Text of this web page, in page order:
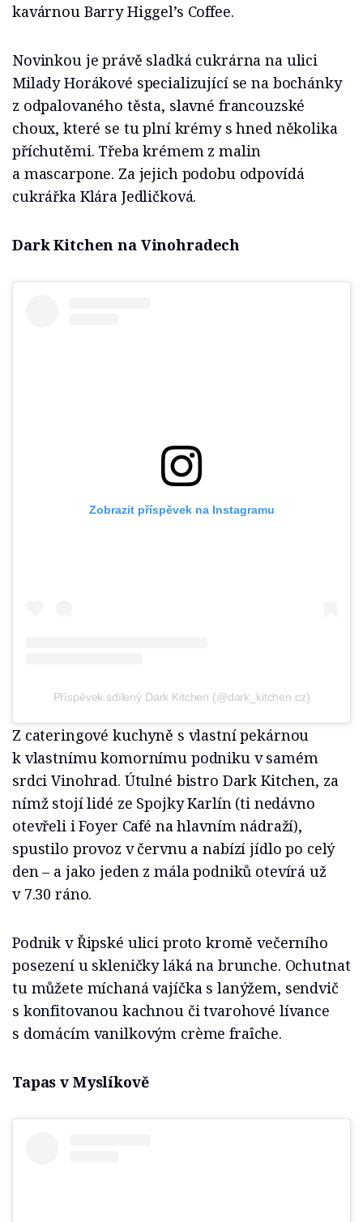
kavárnou Barry Higgel’s Coffee.
Novinkou je právě sladká cukrárna na ulici
Milady Horákové specializující se na bochánky
z odpalovaného těsta, slavné francouzské
choux, které se tu plní krémy s hned několika
příchutěmi. Třeba krémem z malin
a mascarpone. Za jejich podobu odpovídá
cukrářka Klára Jedličková.
Dark Kitchen na Vinohradech
Zobrazit příspěvek na Instagramu
Příspěvek sdílený Dark Kitchen (@dark_kitchen.cz)
Z cateringové kuchyně s vlastní pekárnou
k vlastnímu komornímu podniku v samém
srdci Vinohrad. Útulné bistro Dark Kitchen, za
nímž stojí lidé ze Spojky Karlín (ti nedávno
otevřeli i Foyer Café na hlavním nádraží),
spustilo provoz v červnu a nabízí jídlo po celý
den – a jako jeden z mála podniků otevírá už
v 7.30 ráno.
Podnik v Řipské ulici proto kromě večerního
posezení u skleničky láká na brunche. Ochutnat
tu můžete míchaná vajíčka s lanýžem, sendvič
s konfitovanou kachnou či tvarohové lívance
s domácím vanilkovým crème fraîche.
Tapas v Myslíkově